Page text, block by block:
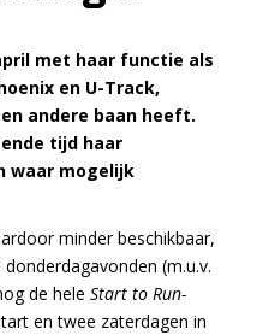
met haar functie als
en U-Track,
andere baan heeft.
tijd haar
waar mogelijk
minder beschikbaar,
(m.u.v.
de hele Start to Run-
en twee zaterdagen in